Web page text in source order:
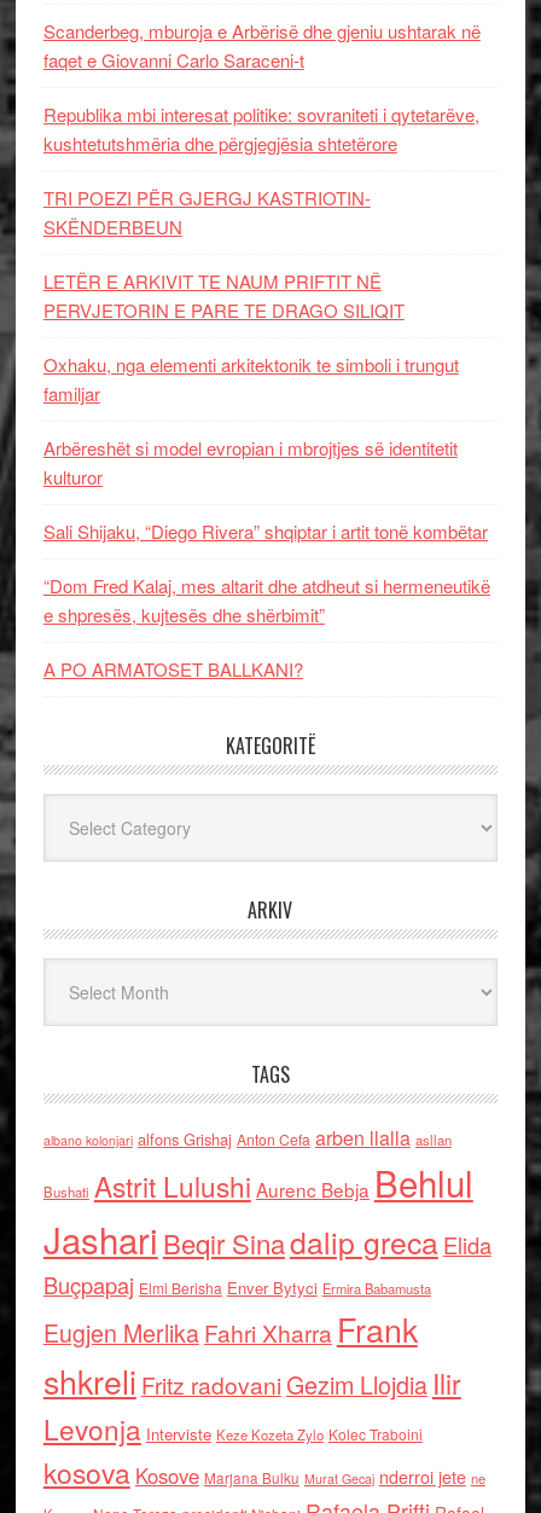
Scanderbeg, mburoja e Arbërisë dhe gjeniu ushtarak në
faqet e Giovanni Carlo Saraceni-t
Republika mbi interesat politike: sovraniteti i qytetarëve,
kushtetutshmëria dhe përgjegjësia shtetërore
TRI POEZI PËR GJERGJ KASTRIOTIN-
SKËNDERBEUN
LETËR E ARKIVIT TE NAUM PRIFTIT NË
PERVJETORIN E PARE TE DRAGO SILIQIT
Oxhaku, nga elementi arkitektonik te simboli i trungut
familjar
Arbëreshët si model evropian i mbrojtjes së identitetit
kulturor
Sali Shijaku, “Diego Rivera” shqiptar i artit tonë kombëtar
“Dom Fred Kalaj, mes altarit dhe atdheut si hermeneutikë
e shpresës, kujtesës dhe shërbimit”
A PO ARMATOSET BALLKANI?
KATEGORITË
ARKIV
TAGS
albano kolonjari alfons Grishaj Anton Cefa arben llalla asllan
Bushati Astrit Lulushi Aurenc Bebja Behlul
Jashari Beqir Sinadalip grecaElida
Buçpapaj Elmi Berisha Enver Bytyci Ermira Babamusta
Eugjen MerlikaFahri Xharra Frank
shkreli Fritz radovaniGezim Llojdia Ilir
Levonja Interviste Keze Kozeta Zylo Kolec Traboini
kosova Kosove Marjana Bulku Murat Gecaj nderroi jete ne